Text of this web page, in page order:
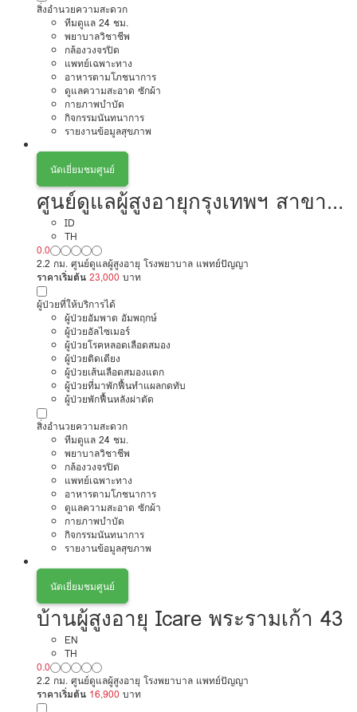
สิ่งอำนวยความสะดวก
ทีมดูแล 24 ชม.
พยาบาลวิชาชีพ
กล้องวงจรปิด
แพทย์เฉพาะทาง
อาหารตามโภชนาการ
ดูแลความสะอาด ซักผ้า
กายภาพบำบัด
กิจกรรมนันทนาการ
รายงานข้อมูลสุขภาพ
นัดเยี่ยมชมศูนย์
ศูนย์ดูแลผู้สูงอายุกรุงเทพฯ สาขา
พระราม9
ID
TH
0.0
2.2 กม. ศูนย์ดูแลผู้สูงอายุ โรงพยาบาล แพทย์ปัญญา
ราคาเริ่มต้น 23,000 บาท
ผู้ป่วยที่ให้บริการได้
ผู้ป่วยอัมพาต อัมพฤกษ์
ผู้ป่วยอัลไซเมอร์
ผู้ป่วยโรคหลอดเลือดสมอง
ผู้ป่วยติดเตียง
ผู้ป่วยเส้นเลือดสมองแตก
ผู้ป่วยที่มาพักฟื้นทำแผลกดทับ
ผู้ป่วยพักฟื้นหลังผ่าตัด
สิ่งอำนวยความสะดวก
ทีมดูแล 24 ชม.
พยาบาลวิชาชีพ
กล้องวงจรปิด
แพทย์เฉพาะทาง
อาหารตามโภชนาการ
ดูแลความสะอาด ซักผ้า
กายภาพบำบัด
กิจกรรมนันทนาการ
รายงานข้อมูลสุขภาพ
นัดเยี่ยมชมศูนย์
บ้านผู้สูงอายุ Icare พระรามเก้า 43
EN
TH
0.0
2.2 กม. ศูนย์ดูแลผู้สูงอายุ โรงพยาบาล แพทย์ปัญญา
ราคาเริ่มต้น 16,900 บาท